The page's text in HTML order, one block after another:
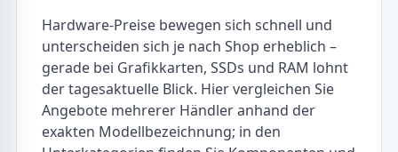
Hardware-Preise bewegen sich schnell und
unterscheiden sich je nach Shop erheblich –
gerade bei Grafikkarten, SSDs und RAM lohnt
der tagesaktuelle Blick. Hier vergleichen Sie
Angebote mehrerer Händler anhand der
exakten Modellbezeichnung; in den